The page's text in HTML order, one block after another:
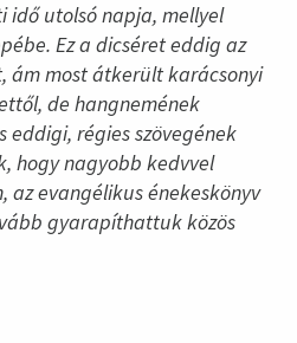
idő utolsó napja, mellyel
Ez a dicséret eddig az
ám most átkerült karácsonyi
de hangnemének
eddigi, régies szövegének
hogy nagyobb kedvvel
az evangélikus énekeskönyv
gyarapíthattuk közös